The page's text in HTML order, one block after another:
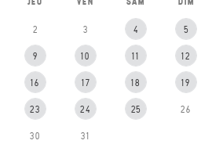
2 3 4 5
9 10 11 12
16 17 18 19
23 24 25 26
30 31